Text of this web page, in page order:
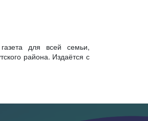
для всей семьи,
района. Издаётся с